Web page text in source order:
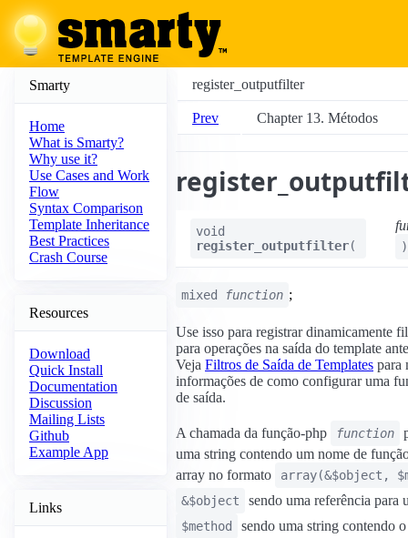
Smarty
Home
What is Smarty?
Why use it?
Use Cases and Work
Flow
Syntax Comparison
Template Inheritance
Best Practices
Crash Course
Resources
Download
Quick Install
Documentation
Discussion
Mailing Lists
Github
Example App
Links
register_outputfilter
Prev Chapter 13. Métodos
void
register_outputfilter( )
mixed function ;
Use isso para registrar dinamicamente
para operações na saída do template
Veja Filtros de Saída de Templates para
informações de como configurar uma
de saída.
A chamada da função-php function
uma string contendo um nome de
array no formato
array(&$object,
&$object
sendo uma referência para
$method
sendo uma string contendo